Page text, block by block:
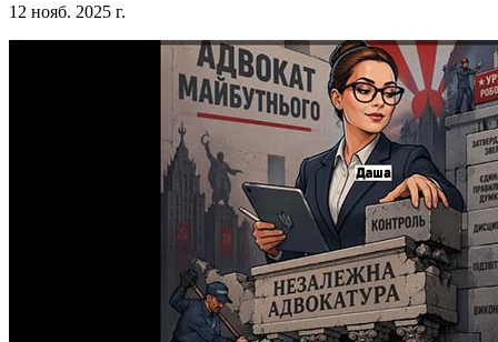
12 нояб. 2025 г.